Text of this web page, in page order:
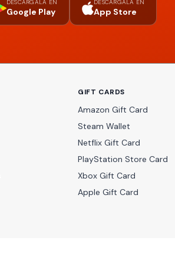
DESCÁRGALA EN
Google Play
DESCÁRGALA EN
App Store
GIFT CARDS
Amazon Gift Card
Steam Wallet
Netflix Gift Card
PlayStation Store Card
Xbox Gift Card
Apple Gift Card